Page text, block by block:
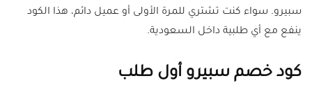
سبيرو. سواء كنت تشتري للمرة الأولى أو عميل دائم، هذا الكود
ينفع مع أي طلبية داخل السعودية.
كود خصم سبيرو أول طلب